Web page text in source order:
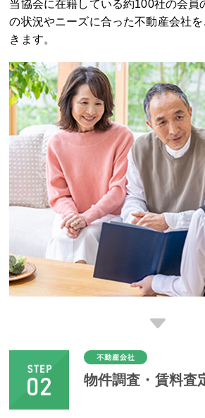
お客様のご希望を遠慮なくお聞かせ
当協会に在籍している約100社の会員
の状況やニーズに合った不動産会社を
きます。